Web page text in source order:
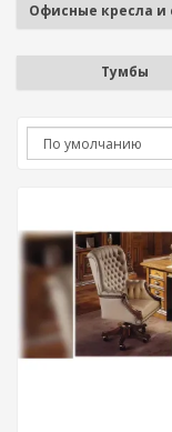
Офисные кресла и
Тумбы